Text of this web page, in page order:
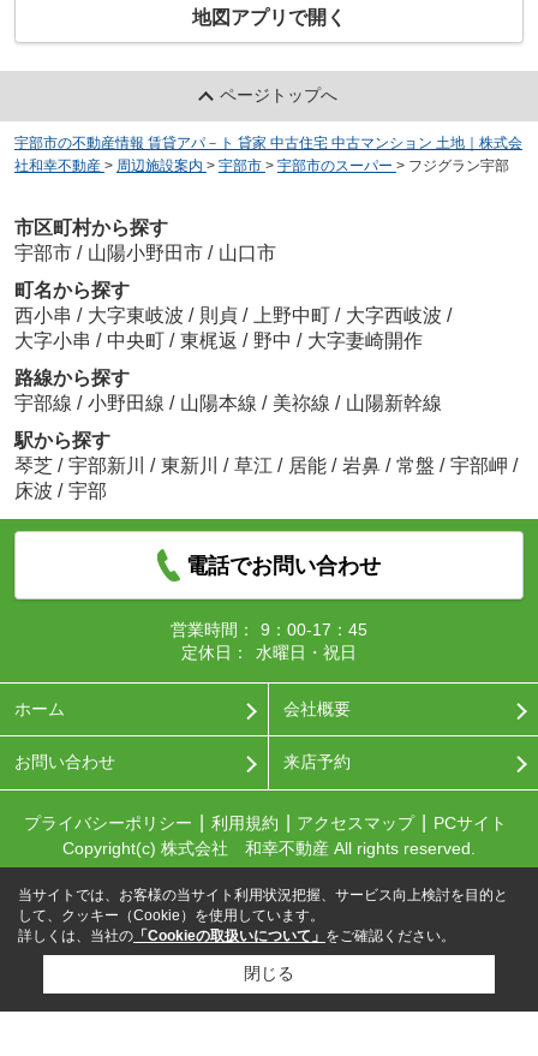
地図アプリで開く
ページトップへ
宇部市の不動産情報 賃貸アパ－ト 貸家 中古住宅 中古マンション 土地｜株式会
社和幸不動産 > 周辺施設案内 > 宇部市 > 宇部市のスーパー > フジグラン宇部
市区町村から探す
宇部市 / 山陽小野田市 / 山口市
町名から探す
西小串 / 大字東岐波 / 則貞 / 上野中町 / 大字西岐波 /
大字小串 / 中央町 / 東梶返 / 野中 / 大字妻崎開作
路線から探す
宇部線 / 小野田線 / 山陽本線 / 美祢線 / 山陽新幹線
駅から探す
琴芝 / 宇部新川 / 東新川 / 草江 / 居能 / 岩鼻 / 常盤 / 宇部岬 /
床波 / 宇部
電話でお問い合わせ
営業時間：
9：00-17：45
定休日：
水曜日・祝日
ホーム 会社概要
お問い合わせ 来店予約
プライバシーポリシー 利用規約 アクセスマップ
PCサイト
Copyright(c) 株式会社 和幸不動産 All rights reserved.
当サイトでは、お客様の当サイト利用状況把握、サービス向上検討を目的と
して、クッキー（Cookie）を使用しています。
詳しくは、当社の 「Cookieの取扱いについて」 をご確認ください。
閉じる